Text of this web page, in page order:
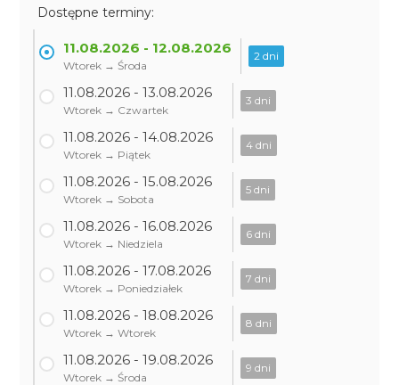
Dostępne terminy:
11.08.2026 - 12.08.2026
Wtorek → Środa
2 dni
11.08.2026 - 13.08.2026
Wtorek → Czwartek
3 dni
11.08.2026 - 14.08.2026
Wtorek → Piątek
4 dni
11.08.2026 - 15.08.2026
Wtorek → Sobota
5 dni
11.08.2026 - 16.08.2026
Wtorek → Niedziela
6 dni
11.08.2026 - 17.08.2026
Wtorek → Poniedziałek
7 dni
11.08.2026 - 18.08.2026
Wtorek → Wtorek
8 dni
11.08.2026 - 19.08.2026
Wtorek → Środa
9 dni